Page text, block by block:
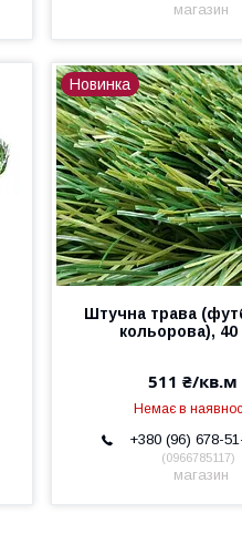
магазин
Новинка
Штучна трава
кольорова),
511 ₴/кв.м
Немає в
+380 (96) 678-
0966785117
магазин